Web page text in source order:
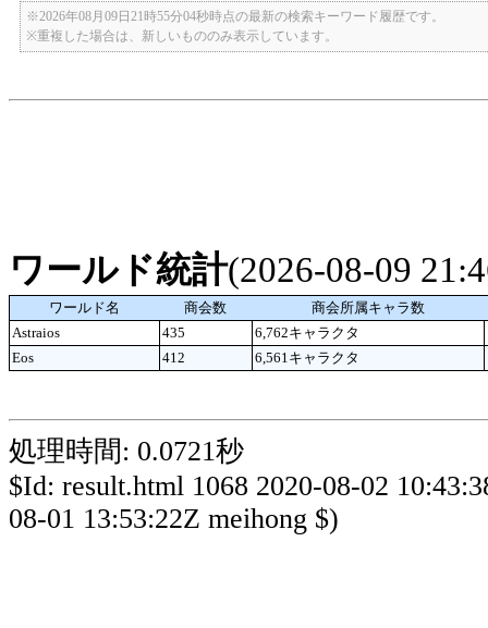
※2026年08月09日21時55分04秒時点の最新の検索キーワード履歴です。
※重複した場合は、新しいもののみ表示しています。
ワールド統計(2026-08-09
ワールド名 商会数
商会所属キャラ数
Astraios
435 6,762キャラクタ
Eos
412 6,561キャラクタ
処理時間: 0.0721秒
$Id: result.html 1068 2020-08-02
08-01 13:53:22Z meihong $)